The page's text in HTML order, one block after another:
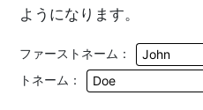
ようになります。
ファーストネーム：
トネーム：